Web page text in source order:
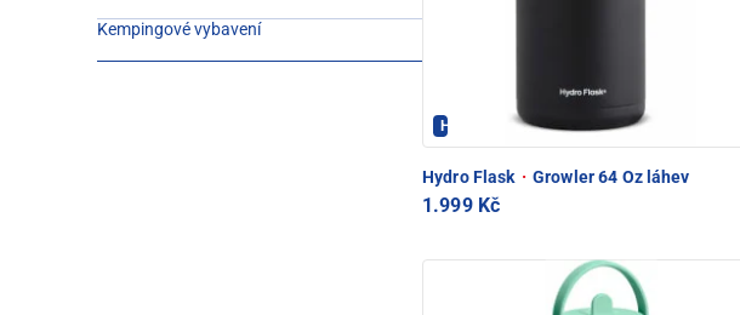
Kempingové vybavení
Hydroflask - PEC POD SNĚŽKOU
Hydro Flask · Growler 64 Oz láhev
1.999 Kč